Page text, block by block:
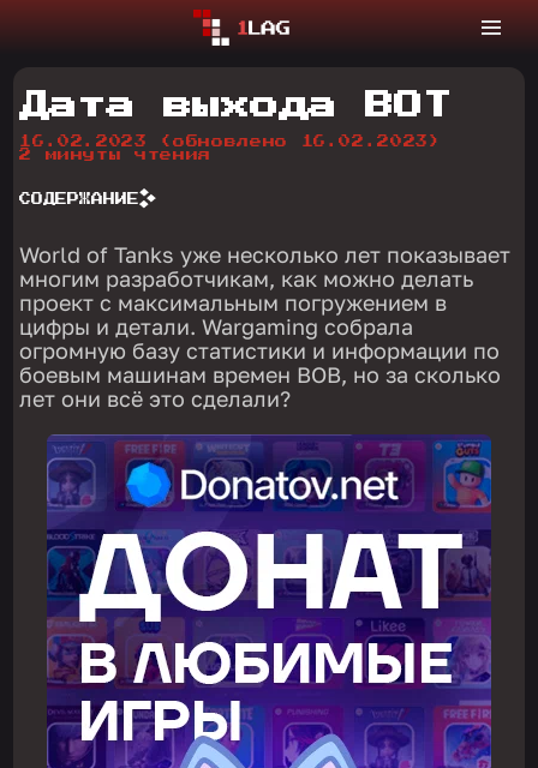
Дата выхода ВОТ
16.02.2023
(обновлено 16.02.2023)
2 минуты чтения
СОДЕРЖАНИЕ
World of Tanks уже несколько лет показывает
многим разработчикам, как можно делать
проект с максимальным погружением в
цифры и детали. Wargaming собрала
огромную базу статистики и информации по
боевым машинам времен ВОВ, но за сколько
лет они всё это сделали?